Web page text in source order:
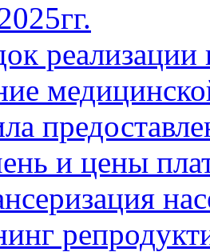
реализации
и цены